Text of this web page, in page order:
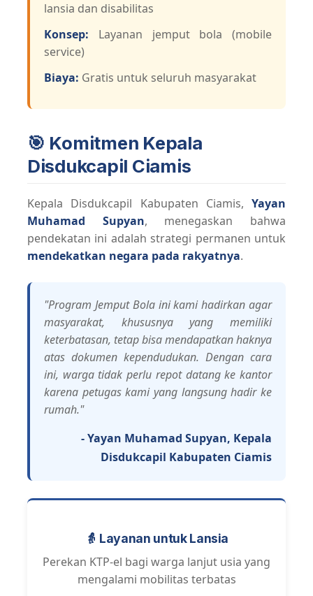
lansia dan disabilitas
Konsep: Layanan jemput bola (mobile
service)
Biaya: Gratis untuk seluruh masyarakat
🎯 Komitmen Kepala
Disdukcapil Ciamis
Kepala Disdukcapil Kabupaten Ciamis, Yayan
Muhamad Supyan, menegaskan bahwa
pendekatan ini adalah strategi permanen untuk
mendekatkan negara pada rakyatnya.
"Program Jemput Bola ini kami hadirkan agar
masyarakat, khususnya yang memiliki
keterbatasan, tetap bisa mendapatkan haknya
atas dokumen kependudukan. Dengan cara
ini, warga tidak perlu repot datang ke kantor
karena petugas kami yang langsung hadir ke
rumah."
- Yayan Muhamad Supyan, Kepala
Disdukcapil Kabupaten Ciamis
👵 Layanan untuk Lansia
Perekan KTP-el bagi warga lanjut usia yang
mengalami mobilitas terbatas